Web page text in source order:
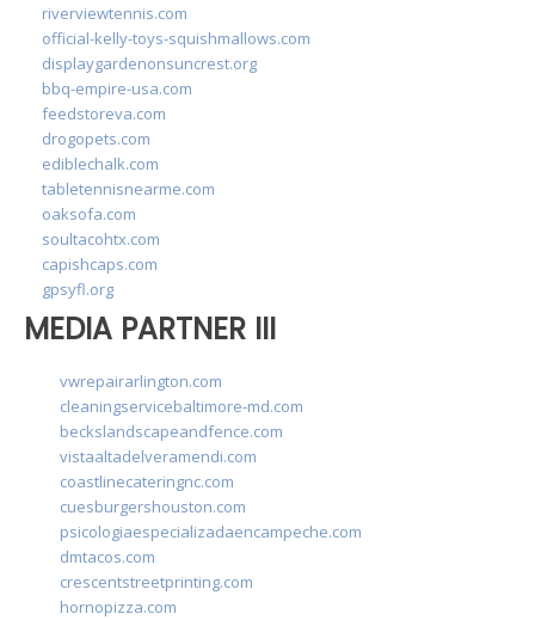
riverviewtennis.com
official-kelly-toys-squishmallows.com
displaygardenonsuncrest.org
bbq-empire-usa.com
feedstoreva.com
drogopets.com
ediblechalk.com
tabletennisnearme.com
oaksofa.com
soultacohtx.com
capishcaps.com
gpsyfl.org
MEDIA PARTNER III
vwrepairarlington.com
cleaningservicebaltimore-md.com
beckslandscapeandfence.com
vistaaltadelveramendi.com
coastlinecateringnc.com
cuesburgershouston.com
psicologiaespecializadaencampeche.com
dmtacos.com
crescentstreetprinting.com
hornopizza.com